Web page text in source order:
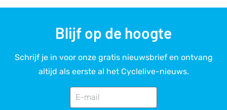
Blijf op de hoogte
Schrijf je in voor onze gratis nieuwsbrief en ontvang
altijd als eerste al het Cyclelive-nieuws.